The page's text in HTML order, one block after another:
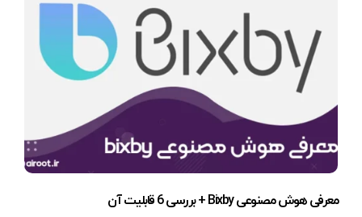
معرفی هوش مصنوعی Bixby + بررسی 6 قابلیت آن